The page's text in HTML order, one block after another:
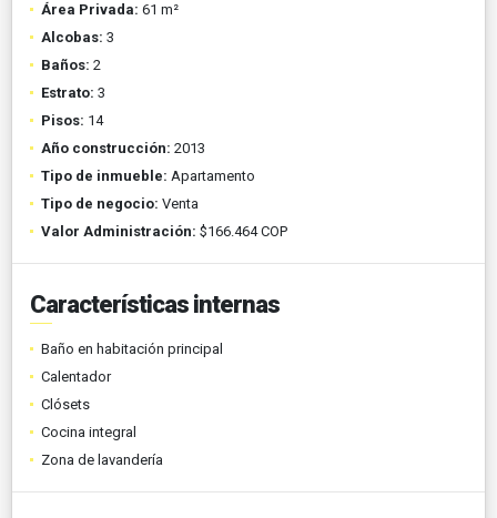
Área Privada: 61 m²
Alcobas: 3
Baños: 2
Estrato: 3
Pisos: 14
Año construcción: 2013
Tipo de inmueble: Apartamento
Tipo de negocio: Venta
Valor Administración: $166.464 COP
Características internas
Baño en habitación principal
Calentador
Clósets
Cocina integral
Zona de lavandería